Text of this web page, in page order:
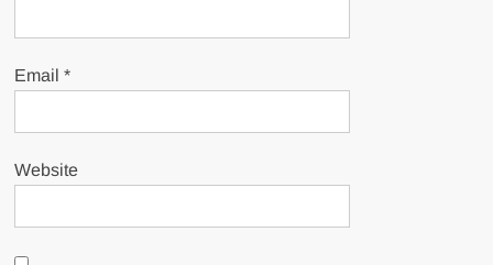
Email*
Website